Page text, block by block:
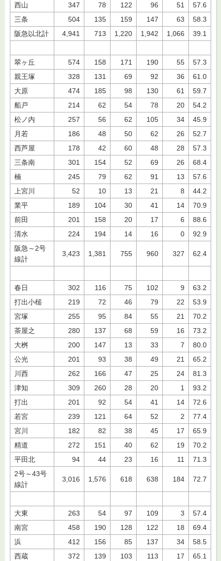
西山
347 78 122 96 51
57.6
三条
504 135 159 147 63
58.3
阪急以北計
4,941 713 1,220 1,942 1,066 39.1
翠ヶ丘 574 158 171 190 55
57.3
親王塚
328 131 69 92 36
61.0
大原
474 185 98 130 61
59.7
船戸
214 62 54 78 20
54.2
松ノ内
257 56 62 105 34
45.9
月若
186 48 50 62 26
52.7
西芦屋
178 42 60 48 28
57.3
三条南
301 154 52 69 26
68.4
楠
245 79 62 91 13
57.6
上宮川
52 10 13 21 8
44.2
業平
189 104 30 41 14
70.9
前田
201 158 20 17 6
88.6
清水
224 194 14 16 0
92.9
阪急～2号
線計
3,423 1,381 755 960 327 62.4
春日 302 116 75 102 9
63.2
打出小槌
219 72 46 79 22
53.9
宮塚
255 95 84 55 21
70.2
茶屋之
280 137 68 59 16
73.2
大桝
200 147 13 33 7
80.0
公光
201 93 38 49 21
65.2
川西
262 166 47 25 24
81.3
津知
309 260 28 20 1
93.2
打出
201 92 54 41 14
72.6
若宮
239 121 64 52 2
77.4
宮川
182 82 38 45 17
65.9
精道
272 151 40 62 19
70.2
平田北
94 44 23 16 11
71.3
2号～43号
線計
3,016 1,576 618 638 184 72.7
大東 263 54 97 109 3
57.4
南宮
458 190 128 122 18
69.4
浜
412 156 85 137 34
58.5
西蔵
372 139 103 113 17
65.1